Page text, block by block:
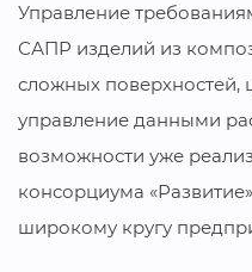
Управление
САПР изделий из
сложных
управление данными
возможности уже
консорциума
широкому кругу